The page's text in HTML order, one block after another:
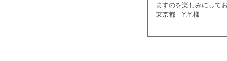
ますのを楽しみにして
東京都 Y.Y.様